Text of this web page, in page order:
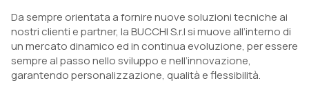
Da sempre orientata a fornire nuove soluzioni tecniche ai
nostri clienti e partner, la BUCCHI S.r.l si muove all’interno di
un mercato dinamico ed in continua evoluzione, per essere
sempre al passo nello sviluppo e nell’innovazione,
garantendo personalizzazione, qualità e flessibilità.